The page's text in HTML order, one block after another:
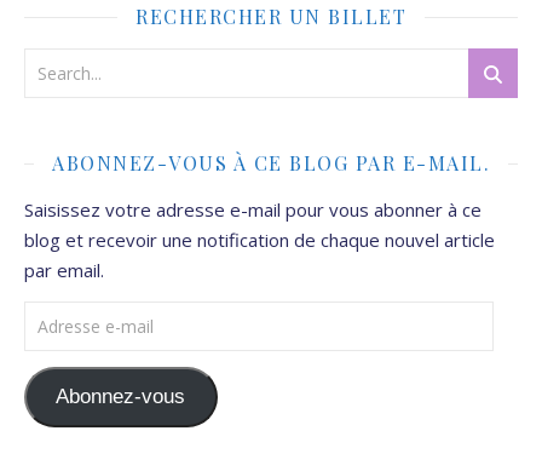
RECHERCHER UN BILLET
ABONNEZ-VOUS À CE BLOG PAR E-MAIL.
Saisissez votre adresse e-mail pour vous abonner à ce
blog et recevoir une notification de chaque nouvel article
par email.
Adresse e-mail
Abonnez-vous